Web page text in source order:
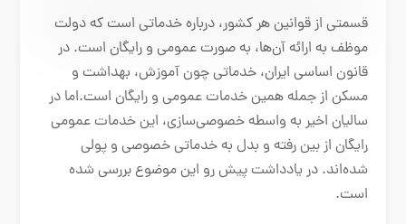
قسمتی از قوانین هر کشور، درباره خدماتی است که دولت
موظف به ارائه آن‌ها، به صورت عمومی و رایگان است. در
قانون اساسی ایران، خدماتی چون آموزش، بهداشت و
مسکن از جمله همین خدمات عمومی و رایگان است.اما در
سالیان اخیر به واسطه خصوصی‌سازی، این خدمات عمومی
رایگان از بین رفته و بدل به خدماتی خصوصی و پولی
شده‌اند. در یادداشت پیش رو این موضوع بررسی شده
است.